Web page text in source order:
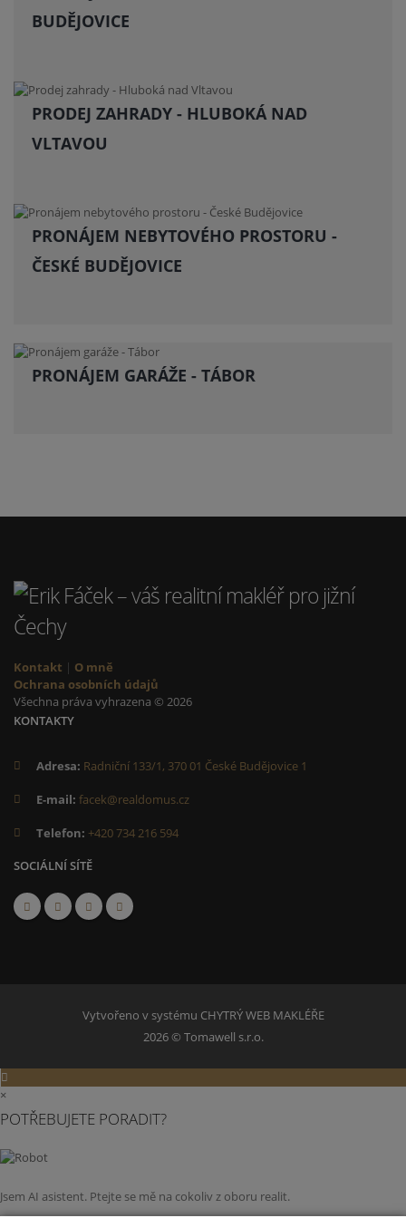
BUDĚJOVICE
PRODEJ ZAHRADY - HLUBOKÁ NAD
VLTAVOU
PRONÁJEM NEBYTOVÉHO PROSTORU -
ČESKÉ BUDĚJOVICE
PRONÁJEM GARÁŽE - TÁBOR
Kontakt | O mně
Ochrana osobních údajů
Všechna práva vyhrazena © 2026
KONTAKTY
Adresa: Radniční 133/1, 370 01 České Budějovice 1
E-mail: facek@realdomus.cz
Telefon: +420 734 216 594
SOCIÁLNÍ SÍTĚ
Vytvořeno v systému CHYTRÝ WEB MAKLÉŘE
2026 © Tomawell s.r.o.
×
POTŘEBUJETE PORADIT?
Jsem AI asistent. Ptejte se mě na cokoliv z oboru realit.